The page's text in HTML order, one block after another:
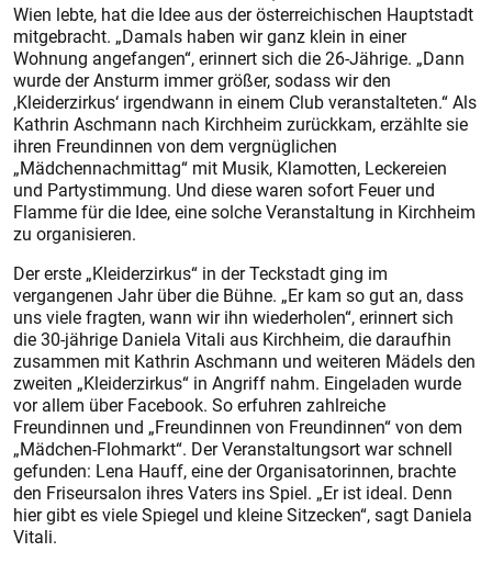
Wien lebte, hat die Idee aus der österreichischen Hauptstadt
mitgebracht. „Damals haben wir ganz klein in einer
Wohnung angefangen“, erinnert sich die 26-Jährige. „Dann
wurde der Ansturm immer größer, sodass wir den
,Kleiderzirkus‘ irgendwann in einem Club veranstalteten.“ Als
Kathrin Aschmann nach Kirchheim zurückkam, erzählte sie
ihren Freundinnen von dem vergnüglichen
„Mädchennachmittag“ mit Musik, Klamotten, Leckereien
und Partystimmung. Und diese waren sofort Feuer und
Flamme für die Idee, eine solche Veranstaltung in Kirchheim
zu organisieren.
Der erste „Kleiderzirkus“ in der Teckstadt ging im
vergangenen Jahr über die Bühne. „Er kam so gut an, dass
uns viele fragten, wann wir ihn wiederholen“, erinnert sich
die 30-jährige Daniela Vitali aus Kirchheim, die daraufhin
zusammen mit Kathrin Aschmann und weiteren Mädels den
zweiten „Kleiderzirkus“ in Angriff nahm. Eingeladen wurde
vor allem über Facebook. So erfuhren zahlreiche
Freundinnen und „Freundinnen von Freundinnen“ von dem
„Mädchen-Flohmarkt“. Der Veranstaltungsort war schnell
gefunden: Lena Hauff, eine der Organisatorinnen, brachte
den Friseursalon ihres Vaters ins Spiel. „Er ist ideal. Denn
hier gibt es viele Spiegel und kleine Sitzecken“, sagt Daniela
Vitali.